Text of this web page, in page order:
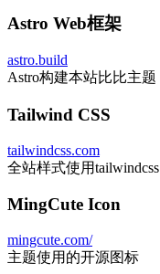
Astro Web框架
astro.build
Astro构建本站比比主题
Tailwind CSS
tailwindcss.com
全站样式使用tailwindcss
MingCute Icon
mingcute.com/
主题使用的开源图标